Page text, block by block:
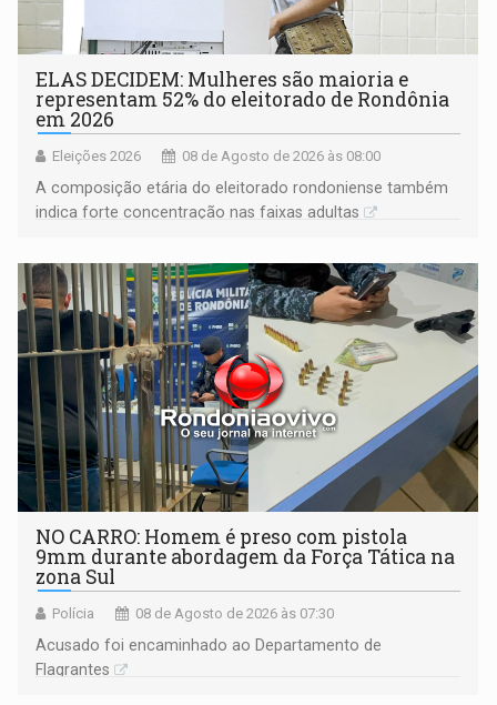
ELAS DECIDEM: Mulheres são maioria e
representam 52% do eleitorado de Rondônia
em 2026
Eleições 2026 08 de Agosto de 2026 às 08:00
A composição etária do eleitorado rondoniense também
indica forte concentração nas faixas adultas
NO CARRO: Homem é preso com pistola
9mm durante abordagem da Força Tática na
zona Sul
Polícia 08 de Agosto de 2026 às 07:30
Acusado foi encaminhado ao Departamento de
Flagrantes